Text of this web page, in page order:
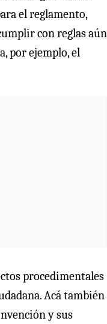
el reglamento,
con reglas aún
por ejemplo, el
procedimentales
Acá también
y sus